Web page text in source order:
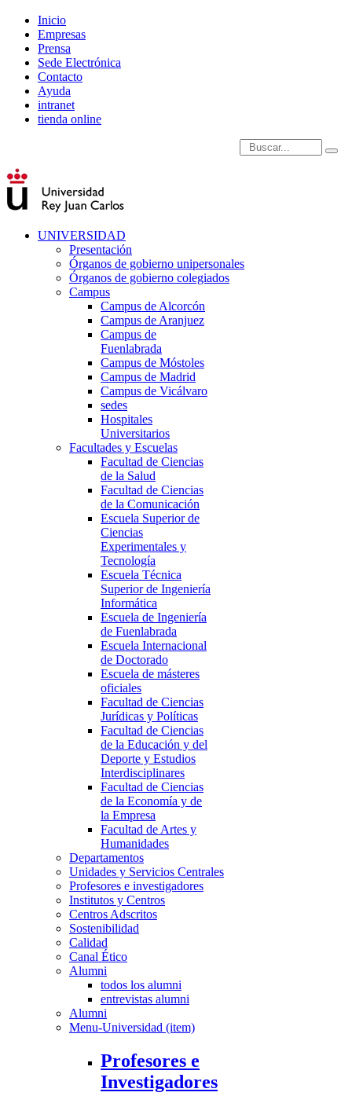
Inicio
Empresas
Prensa
Sede Electrónica
Contacto
Ayuda
intranet
tienda online
Introduce términos de
UNIVERSIDAD
Presentación
Órganos de gobierno unipersonales
Órganos de gobierno colegiados
Campus
Campus de Alcorcón
Campus de Aranjuez
Campus de
Fuenlabrada
Campus de Móstoles
Campus de Madrid
Campus de Vicálvaro
sedes
Hospitales
Universitarios
Facultades y Escuelas
Facultad de Ciencias
de la Salud
Facultad de Ciencias
de la Comunicación
Escuela Superior de
Ciencias
Experimentales y
Tecnología
Escuela Técnica
Superior de Ingeniería
Informática
Escuela de Ingeniería
de Fuenlabrada
Escuela Internacional
de Doctorado
Escuela de másteres
oficiales
Facultad de Ciencias
Jurídicas y Políticas
Facultad de Ciencias
de la Educación y del
Deporte y Estudios
Interdisciplinares
Facultad de Ciencias
de la Economía y de
la Empresa
Facultad de Artes y
Humanidades
Departamentos
Unidades y Servicios Centrales
Profesores e investigadores
Institutos y Centros
Centros Adscritos
Sostenibilidad
Calidad
Canal Ético
Alumni
todos los alumni
entrevistas alumni
Alumni
Menu-Universidad (item)
Profesores e
Investigadores